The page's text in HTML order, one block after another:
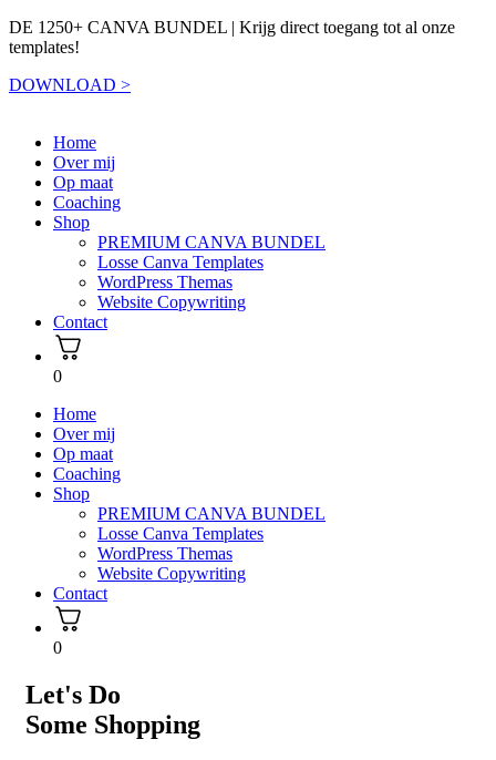
DE 1250+ CANVA BUNDEL | Krijg direct toegang tot al onze
templates!
DOWNLOAD >
Home
Over mij
Op maat
Coaching
Shop
PREMIUM CANVA BUNDEL
Losse Canva Templates
WordPress Themas
Website Copywriting
Contact
0
Home
Over mij
Op maat
Coaching
Shop
PREMIUM CANVA BUNDEL
Losse Canva Templates
WordPress Themas
Website Copywriting
Contact
0
Let's Do
Some Shopping